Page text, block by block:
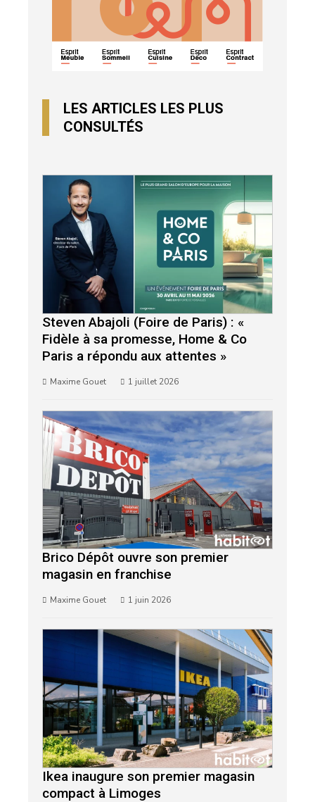
LES ARTICLES LES PLUS
CONSULTÉS
Steven Abajoli (Foire de Paris) : «
Fidèle à sa promesse, Home & Co
Paris a répondu aux attentes »
Maxime Gouet 1 juillet 2026
Brico Dépôt ouvre son premier
magasin en franchise
Maxime Gouet 1 juin 2026
Ikea inaugure son premier magasin
compact à Limoges